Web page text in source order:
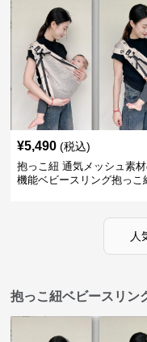
¥5,490 (税込)
抱っこ紐 通気メッシュ素
機能ベビースリング抱っこ
人
抱っこ紐ベビースリン